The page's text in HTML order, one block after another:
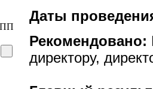
Даты
Рекомендовано:
директору,